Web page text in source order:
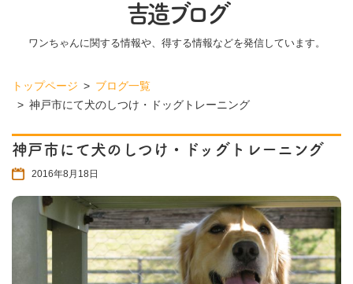
吉造ブログ
ワンちゃんに関する情報や、得する情報などを発信しています。
トップページ
ブログ一覧
神戸市にて犬のしつけ・ドッグトレーニング
神戸市にて犬のしつけ・ドッグトレーニング
2016年8月18日